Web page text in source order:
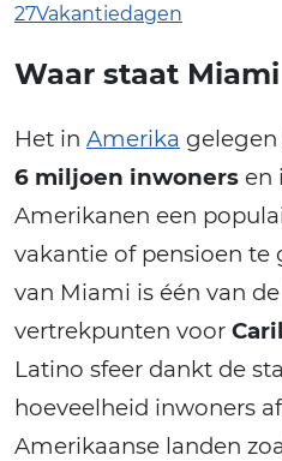
27Vakantiedagen
Waar staat
Het in Amerika
6 miljoen inwoners en
Amerikanen een
vakantie of pensioen te
van Miami is één van
vertrekpunten voor
Latino sfeer dankt de
hoeveelheid inwoners
Amerikaanse landen